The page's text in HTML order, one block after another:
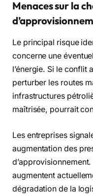
Menaces sur la
Le principal risque
concerne une
l’énergie. Si le conflit
perturber les routes
infrastructures
maîtrisée, pourrait
Les entreprises
augmentation des
augmentent
dégradation de la